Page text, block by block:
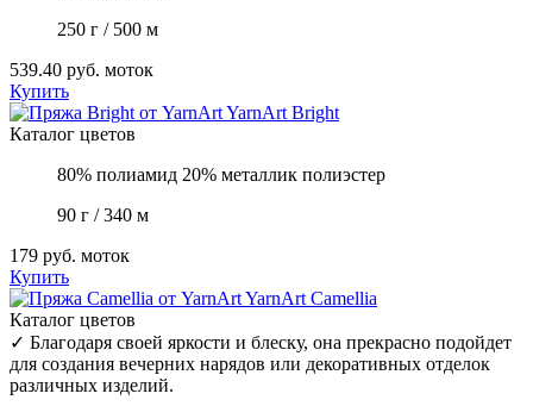
250 г / 500 м
539.40 руб. моток
Купить
YarnArt Bright
Каталог цветов
80% полиамид 20% металлик полиэстер
90 г / 340 м
179 руб. моток
Купить
YarnArt Camellia
Каталог цветов
✓ Благодаря своей яркости и блеску, она прекрасно подойдет
для создания вечерних нарядов или декоративных отделок
различных изделий.